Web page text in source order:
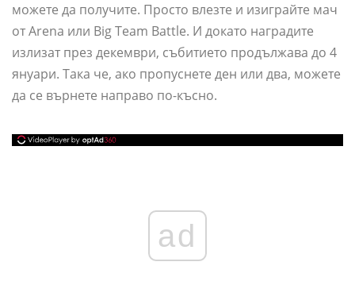
можете да получите. Просто влезте и изиграйте мач
от Arena или Big Team Battle. И докато наградите
излизат през декември, събитието продължава до 4
януари. Така че, ако пропуснете ден или два, можете
да се върнете направо по-късно.
ad